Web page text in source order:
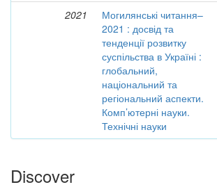
2021
Могилянські читання–
2021 : досвід та
тенденції розвитку
суспільства в Україні :
глобальний,
національний та
регіональний аспекти.
Комп’ютерні науки.
Технічні науки
Discover